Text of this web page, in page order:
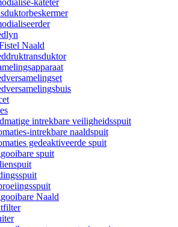
kateter
Naald
intrekbare veiligheidsspuit
intrekbare naaldspuit
gedeaktiveerde spuit
spuit
Naald